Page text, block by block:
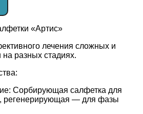
«Артис»
лечения сложных и
разных стадиях.
Сорбирующая салфетка для
регенерирующая — для фазы